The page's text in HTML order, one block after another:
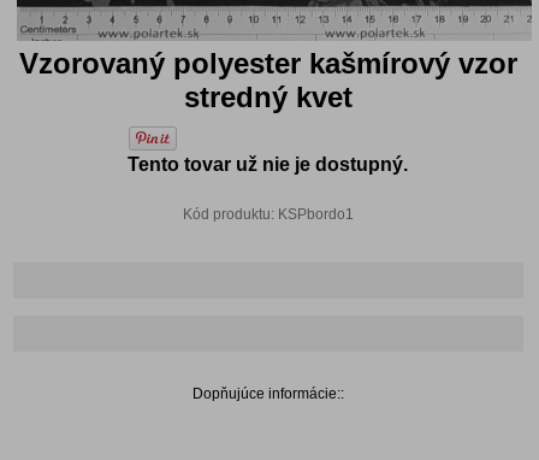
Vzorovaný polyester kašmírový vzor
stredný kvet
Tento tovar už nie je dostupný.
Kód produktu: KSPbordo1
Dopňujúce informácie::